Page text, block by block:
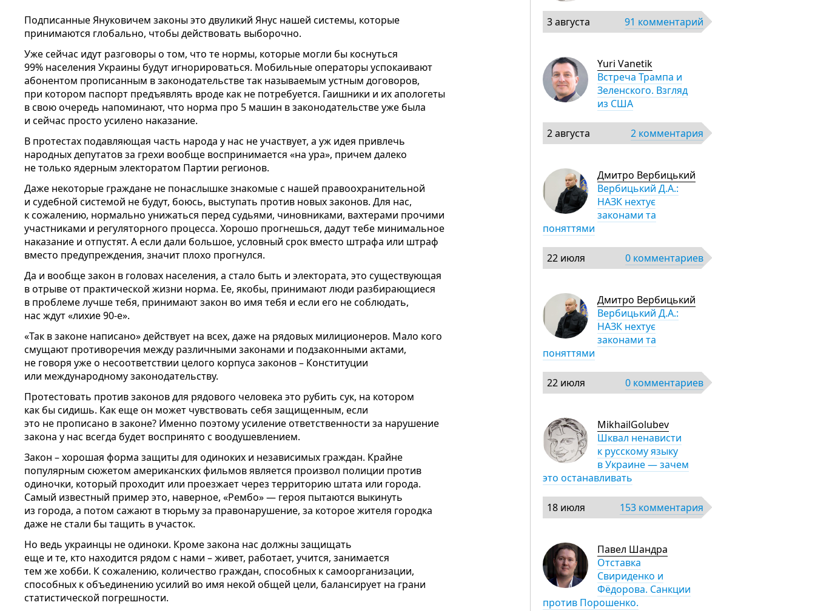
Подписанные Януковичем законы это двуликий Янус нашей системы, которые
принимаются глобально, чтобы действовать выборочно.
Уже сейчас идут разговоры о том, что те нормы, которые могли бы коснуться
99% населения Украины будут игнорироваться. Мобильные операторы успокаивают
абонентом прописанным в законодательстве так называемым устным договоров,
при котором паспорт предъявлять вроде как не потребуется. Гаишники и их апологеты
в свою очередь напоминают, что норма про 5 машин в законодательстве уже была
и сейчас просто усилено наказание.
В протестах подавляющая часть народа у нас не участвует, а уж идея привлечь
народных депутатов за грехи вообще воспринимается «на ура», причем далеко
не только ядерным электоратом Партии регионов.
Даже некоторые граждане не понаслышке знакомые с нашей правоохранительной
и судебной системой не будут, боюсь, выступать против новых законов. Для нас,
к сожалению, нормально унижаться перед судьями, чиновниками, вахтерами прочими
участниками и регуляторного процесса. Хорошо прогнешься, дадут тебе минимальное
наказание и отпустят. А если дали большое, условный срок вместо штрафа или штраф
вместо предупреждения, значит плохо прогнулся.
Да и вообще закон в головах населения, а стало быть и электората, это существующая
в отрыве от практической жизни норма. Ее, якобы, принимают люди разбирающиеся
в проблеме лучше тебя, принимают закон во имя тебя и если его не соблюдать,
нас ждут «лихие 90-е».
«Так в законе написано» действует на всех, даже на рядовых милиционеров. Мало кого
смущают противоречия между различными законами и подзаконными актами,
не говоря уже о несоответствии целого корпуса законов – Конституции
или международному законодательству.
Протестовать против законов для рядового человека это рубить сук, на котором
как бы сидишь. Как еще он может чувствовать себя защищенным, если
это не прописано в законе? Именно поэтому усиление ответственности за нарушение
закона у нас всегда будет воспринято с воодушевлением.
Закон – хорошая форма защиты для одиноких и независимых граждан. Крайне
популярным сюжетом американских фильмов является произвол полиции против
одиночки, который проходит или проезжает через территорию штата или города.
Самый известный пример это, наверное, «Рембо» — героя пытаются выкинуть
из города, а потом сажают в тюрьму за правонарушение, за которое жителя городка
даже не стали бы тащить в участок.
Но ведь украинцы не одиноки. Кроме закона нас должны защищать
еще и те, кто находится рядом с нами – живет, работает, учится, занимается
тем же хобби. К сожалению, количество граждан, способных к самоорганизации,
способных к объединению усилий во имя некой общей цели, балансирует на грани
статистической погрешности.
3 августа 91 комментарий
Yuri Vanetik
Встреча Трампа и
Зеленского. Взгляд
из США
2 августа 2 комментария
Дмитро Вербицький
Вербицький Д.А.:
НАЗК нехтує
законами та
поняттями
22 июля 0 комментариев
Дмитро Вербицький
Вербицький Д.А.:
НАЗК нехтує
законами та
поняттями
22 июля 0 комментариев
MikhailGolubev
Шквал ненависти
к русскому языку
в Украине — зачем
это останавливать
18 июля 153 комментария
Павел Шандра
Отставка
Свириденко и
Фёдорова. Санкции
против Порошенко.